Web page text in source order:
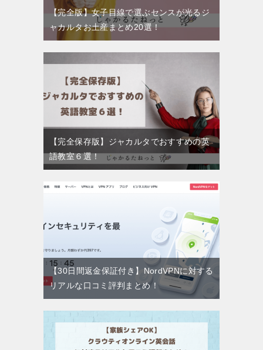
【完全版】女子目線で選ぶセンスが光るジ
ャカルタお土産まとめ20選！
【完全保存版】ジャカルタでおすすめの英
語教室６選！
【30日間返金保証付き】NordVPNに対する
リアルな口コミ評判まとめ！